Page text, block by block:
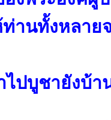
านทั้งหลาย
ไปบูชายังบ้า